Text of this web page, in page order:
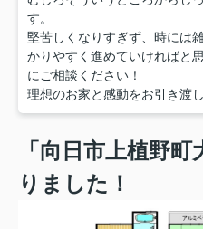
す。
堅苦しくなりすぎず、時には
かりやすく進めていければと
にご相談ください！
理想のお家と感動をお引き渡
「向日市上植野
りました！